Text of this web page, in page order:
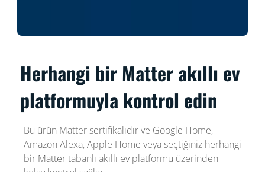
Herhangi bir Matter akıllı ev
platformuyla kontrol edin
Bu ürün Matter sertifikalıdır ve Google Home,
Amazon Alexa, Apple Home veya seçtiğiniz herhangi
bir Matter tabanlı akıllı ev platformu üzerinden